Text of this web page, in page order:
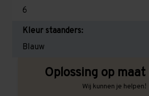
6
Kleur staanders:
Blauw
Oplossing op maat
Wij kunnen je helpen!